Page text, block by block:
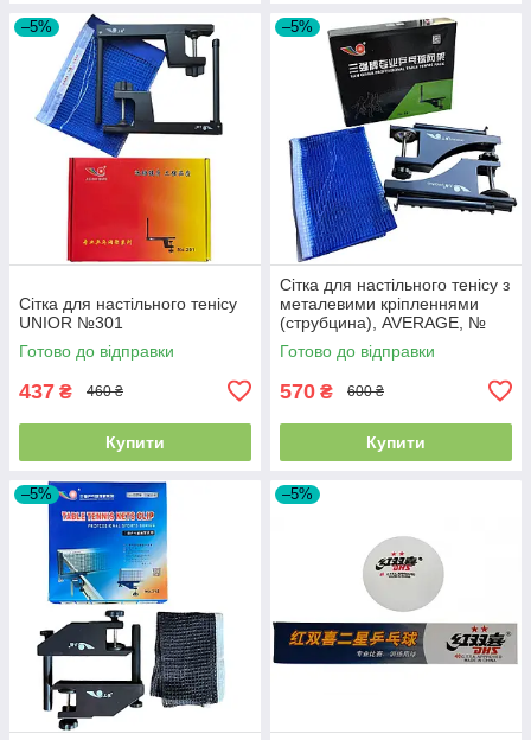
–5%
Сітка для настільного тенісу
UNIOR №301
Готово до відправки
437 ₴ 460 ₴
Купити
–5%
Сітка для настільного тенісу з
металевими кріпленнями
(струбцина), AVERAGE, №
307
Готово до відправки
570 ₴ 600 ₴
Купити
–5% –5%